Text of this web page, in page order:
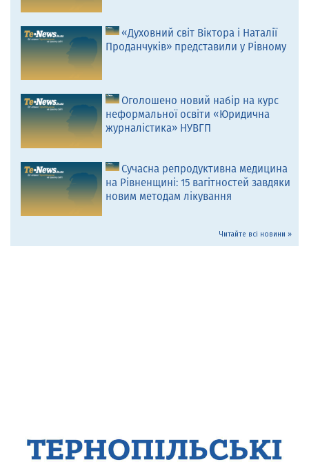
«Духовний світ Віктора і Наталії
Проданчуків» представили у Рівному
Оголошено новий набір на курс
неформальної освіти «Юридична
журналістика» НУВГП
Сучасна репродуктивна медицина
на Рівненщині: 15 вагітностей завдяки
новим методам лікування
Читайте всі новини »